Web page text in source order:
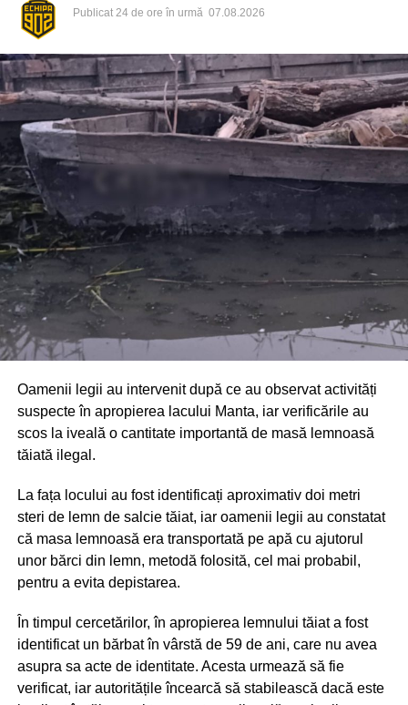
Din fericire, nimeni nu a avut de suferit, iar reprezentanții
comunității au mulțumit atât pompierilor din Drochia, cât și
localnicilor care au intervenit prompt și au contribuit la
limitarea pagubelor.
Publicat 24 de ore în urmă 07.08.2026
Oamenii legii au intervenit după ce au observat activități
suspecte în apropierea lacului Manta, iar verificările au
scos la iveală o cantitate importantă de masă lemnoasă
tăiată ilegal.
La fața locului au fost identificați aproximativ doi metri
steri de lemn de salcie tăiat, iar oamenii legii au constatat
că masa lemnoasă era transportată pe apă cu ajutorul
unor bărci din lemn, metodă folosită, cel mai probabil,
pentru a evita depistarea.
În timpul cercetărilor, în apropierea lemnului tăiat a fost
identificat un bărbat în vârstă de 59 de ani, care nu avea
asupra sa acte de identitate. Acesta urmează să fie
verificat, iar autoritățile încearcă să stabilească dacă este